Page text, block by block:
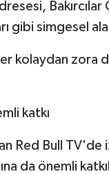
Bakırcılar
gibi simgesel
kolaydan zora
katkı
Red Bull
da önemli